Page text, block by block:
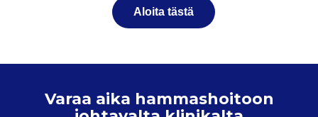
Aloita tästä
Varaa aika hammashoitoon